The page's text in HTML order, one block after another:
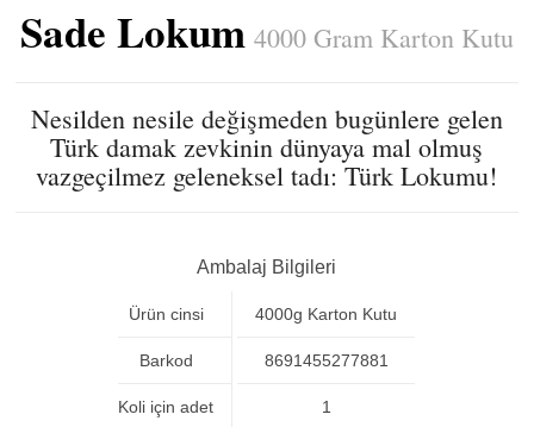
Sade Lokum 4000 Gram Karton Kutu
Nesilden nesile değişmeden bugünlere gelen
Türk damak zevkinin dünyaya mal olmuş
vazgeçilmez geleneksel tadı: Türk Lokumu!
Ambalaj Bilgileri
Ürün cinsi
Barkod
Koli için adet
4000g Karton Kutu
8691455277881
1